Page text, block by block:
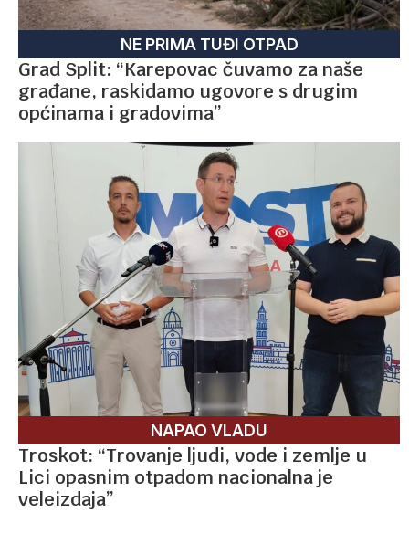
NE PRIMA TUĐI OTPAD
Grad Split: “Karepovac čuvamo za naše
građane, raskidamo ugovore s drugim
općinama i gradovima”
NAPAO VLADU
Troskot: “Trovanje ljudi, vode i zemlje u
Lici opasnim otpadom nacionalna je
veleizdaja”